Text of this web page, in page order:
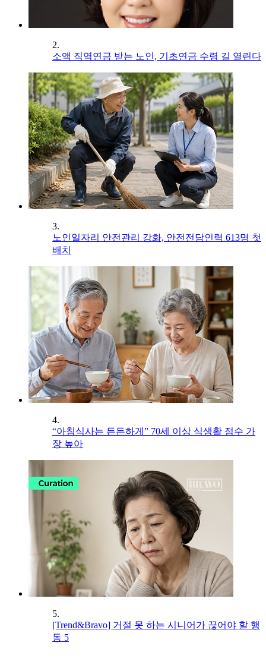
2.
소액 직역연금 받는 노인, 기초연금 수령 길 열린다
3.
노인일자리 안전관리 강화, 안전전담인력 613명 첫
배치
4.
“아침식사는 든든하게” 70세 이상 식생활 점수 가
장 높아
5.
[Trend&Bravo] 거절 못 하는 시니어가 끊어야 할 행
동 5